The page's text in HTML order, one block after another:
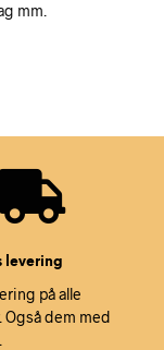
mm.
levering
på alle
Også dem med